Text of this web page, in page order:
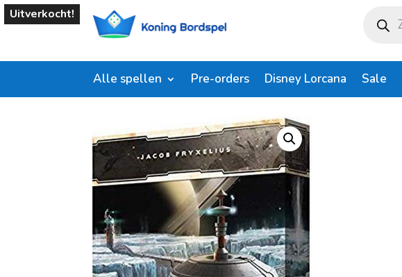
zoeken
Alle spellen Pre-orders Disney Lorcana Sale
Uitverkocht!
Shop / Terraforming Mars The Colonies